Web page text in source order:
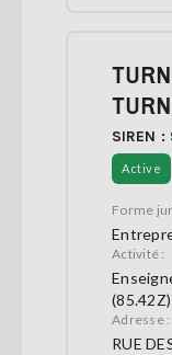
SIREN
Active
Forme
Activité :
(85.42Z)
Adresse :
RUE